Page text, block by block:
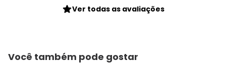
Ver todas as avaliações
Você também pode gostar